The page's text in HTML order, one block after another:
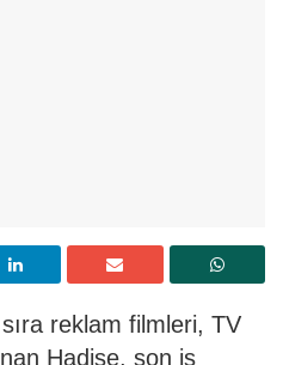
reklam filmleri, TV
Hadise, son iş